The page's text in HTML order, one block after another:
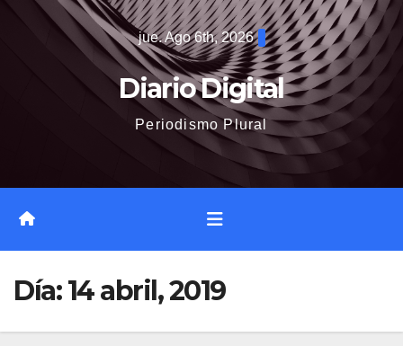
jue. Ago 6th, 2026
Diario Digital
Periodismo Plural
Día:14 abril, 2019